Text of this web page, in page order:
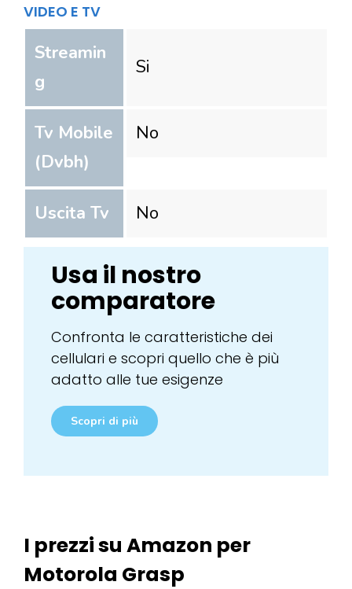
VIDEO E TV
Streamin
g
Si
Tv Mobile
(Dvbh)
No
Uscita Tv No
Usa il nostro
comparatore
Confronta le caratteristiche dei
cellulari e scopri quello che è più
adatto alle tue esigenze
Scopri di più
I prezzi su Amazon per
Motorola Grasp